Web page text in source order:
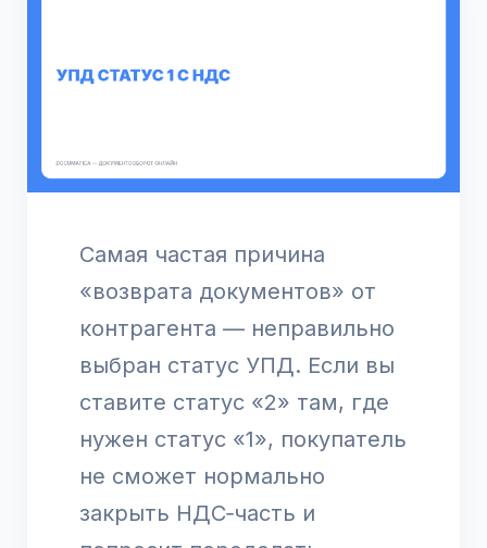
Самая частая причина
«возврата документов» от
контрагента — неправильно
выбран статус УПД. Если вы
ставите статус «2» там, где
нужен статус «1», покупатель
не сможет нормально
закрыть НДС‑часть и